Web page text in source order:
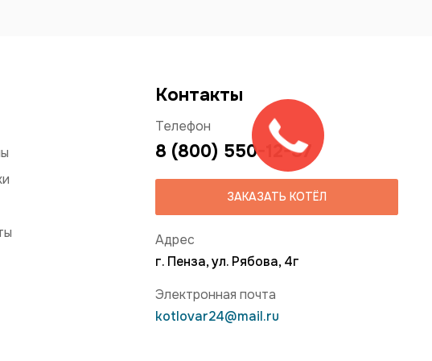
Контакты
Телефон
8 (800) 550-12-37
ЗАКАЗАТЬ КОТЁЛ
Адрес
г. Пенза, ул. Рябова, 4г
Электронная почта
kotlovar24@mail.ru